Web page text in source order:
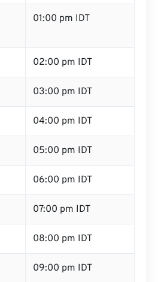
01:00 pm IDT
02:00 pm IDT
03:00 pm IDT
04:00 pm IDT
05:00 pm IDT
06:00 pm IDT
07:00 pm IDT
08:00 pm IDT
09:00 pm IDT